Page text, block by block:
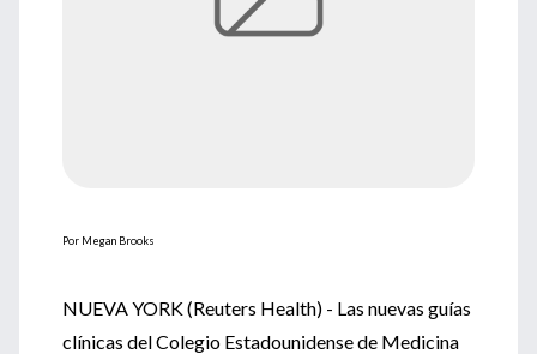
Por Megan Brooks
NUEVA YORK (Reuters Health) - Las nuevas guías
clínicas del Colegio Estadounidense de Medicina